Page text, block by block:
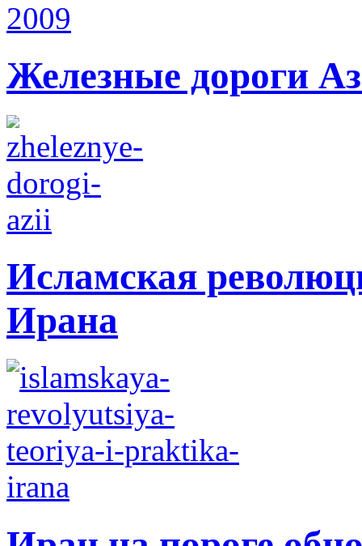
Железные дороги
Исламская
Ирана